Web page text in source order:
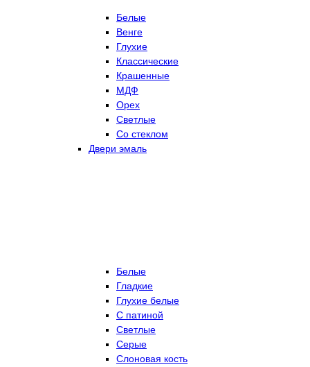
Белые
Венге
Глухие
Классические
Крашенные
МДФ
Орех
Светлые
Со стеклом
Двери эмаль
Белые
Гладкие
Глухие белые
С патиной
Светлые
Серые
Слоновая кость